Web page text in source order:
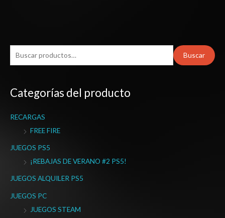
u
c
r
o
Buscar
Categorías del producto
RECARGAS
FREE FIRE
JUEGOS PS5
¡REBAJAS DE VERANO #2 PS5!
JUEGOS ALQUILER PS5
JUEGOS PC
JUEGOS STEAM